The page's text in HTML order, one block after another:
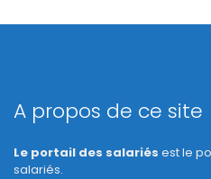
A propos de ce site
Le portail des salariés est le
salariés.